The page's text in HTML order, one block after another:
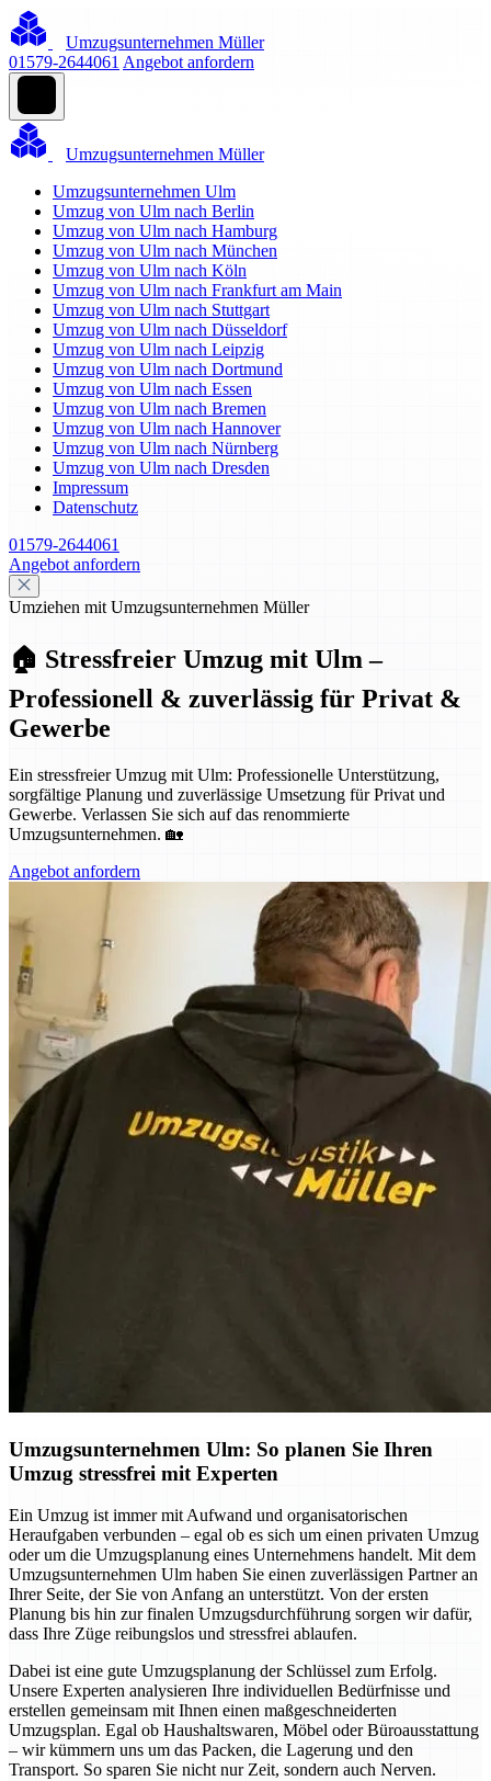
Umzugsunternehmen Müller
01579-2644061 Angebot anfordern
Umzugsunternehmen Müller
Umzugsunternehmen Ulm
Umzug von Ulm nach Berlin
Umzug von Ulm nach Hamburg
Umzug von Ulm nach München
Umzug von Ulm nach Köln
Umzug von Ulm nach Frankfurt am Main
Umzug von Ulm nach Stuttgart
Umzug von Ulm nach Düsseldorf
Umzug von Ulm nach Leipzig
Umzug von Ulm nach Dortmund
Umzug von Ulm nach Essen
Umzug von Ulm nach Bremen
Umzug von Ulm nach Hannover
Umzug von Ulm nach Nürnberg
Umzug von Ulm nach Dresden
Impressum
Datenschutz
01579-2644061
Angebot anfordern
Umziehen mit Umzugsunternehmen Müller
🏠 Stressfreier Umzug mit Ulm –
Professionell & zuverlässig für Privat &
Gewerbe
Ein stressfreier Umzug mit Ulm: Professionelle Unterstützung,
sorgfältige Planung und zuverlässige Umsetzung für Privat und
Gewerbe. Verlassen Sie sich auf das renommierte
Umzugsunternehmen. 🏡
Angebot anfordern
Umzugsunternehmen Ulm: So planen Sie Ihren
Umzug stressfrei mit Experten
Ein Umzug ist immer mit Aufwand und organisatorischen
Heraufgaben verbunden – egal ob es sich um einen privaten Umzug
oder um die Umzugsplanung eines Unternehmens handelt. Mit dem
Umzugsunternehmen Ulm haben Sie einen zuverlässigen Partner an
Ihrer Seite, der Sie von Anfang an unterstützt. Von der ersten
Planung bis hin zur finalen Umzugsdurchführung sorgen wir dafür,
dass Ihre Züge reibungslos und stressfrei ablaufen.
Dabei ist eine gute Umzugsplanung der Schlüssel zum Erfolg.
Unsere Experten analysieren Ihre individuellen Bedürfnisse und
erstellen gemeinsam mit Ihnen einen maßgeschneiderten
Umzugsplan. Egal ob Haushaltswaren, Möbel oder Büroausstattung
– wir kümmern uns um das Packen, die Lagerung und den
Transport. So sparen Sie nicht nur Zeit, sondern auch Nerven.